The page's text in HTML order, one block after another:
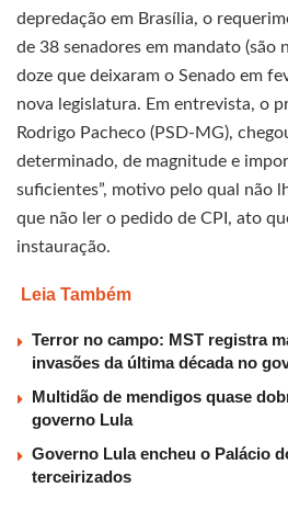
depredação em Brasília, o
de 38 senadores em mandato (são
doze que deixaram o Senado em
nova legislatura. Em entrevista, o
Rodrigo Pacheco (PSD-MG),
determinado, de magnitude e
suficientes”, motivo pelo qual não
que não ler o pedido de CPI, ato
instauração.
Leia Também
Terror no campo: MST registra
invasões da última década no
Multidão de mendigos quase
governo Lula
Governo Lula encheu o Palácio
terceirizados